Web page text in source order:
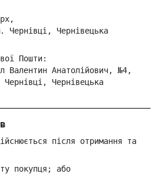
Чернівці, Чернівецька
вої Пошти:
Валентин Анатолійович, №4,
Чернівецька
після отримання та
покупця; або